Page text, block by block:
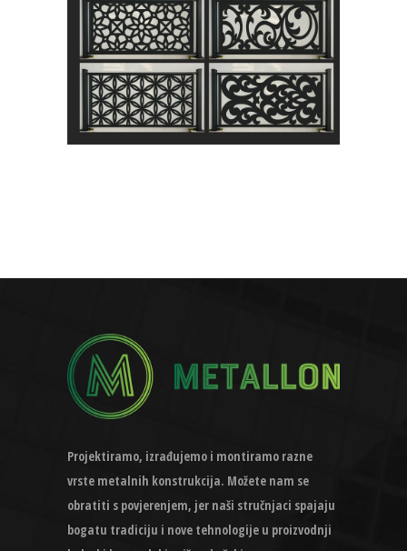
Projektiramo, izrađujemo i montiramo razne
vrste metalnih konstrukcija. Možete nam se
obratiti s povjerenjem, jer naši stručnjaci spajaju
bogatu tradiciju i nove tehnologije u proizvodnji